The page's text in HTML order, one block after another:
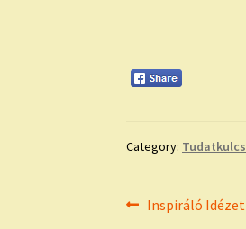
Category: Tudatkulcs
Bejegyzés
Previous
Inspiráló Idézet